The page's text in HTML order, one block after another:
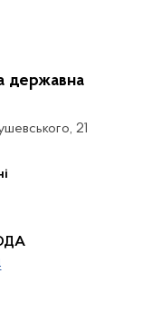
державна
21
ОДА